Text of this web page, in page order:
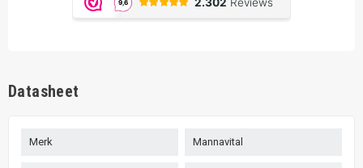
Datasheet
Merk Mannavital